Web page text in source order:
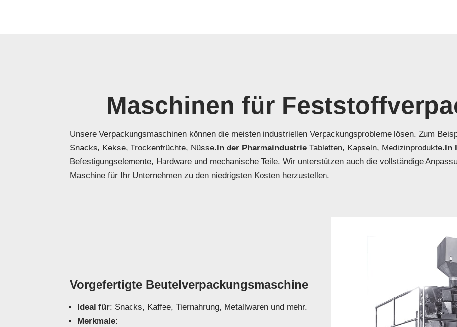
Maschinen für
Unsere Verpackungsmaschinen können die meisten industriellen Verpackungsprobleme lösen. Zum
Snacks, Kekse, Trockenfrüchte, Nüsse.In der Pharmaindustrie Tabletten, Kapseln, Medizinprodukte.In
Befestigungselemente, Hardware und mechanische Teile. Wir unterstützen auch die vollständige
Maschine für Ihr Unternehmen zu den niedrigsten Kosten herzustellen.
Vorgefertigte Beutelverpackungsmaschine
Ideal für: Snacks, Kaffee, Tiernahrung, Metallwaren und mehr.
Merkmale: